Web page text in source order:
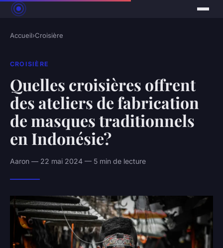
Accueil›Croisière
CROISIÈRE
Quelles croisières offrent
des ateliers de fabrication
de masques traditionnels
en Indonésie?
Aaron — 22 mai 2024 — 5 min de lecture